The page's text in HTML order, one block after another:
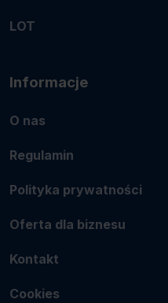
LOT
Informacje
O nas
Regulamin
Polityka prywatności
Oferta dla biznesu
Kontakt
Cookies